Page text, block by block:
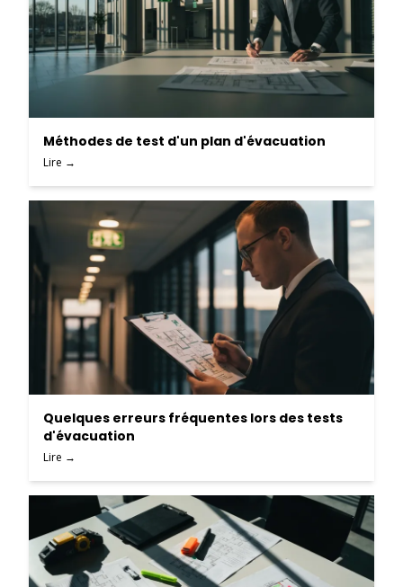
Méthodes de test d'un plan d'évacuation
Lire →
Quelques erreurs fréquentes lors des tests
d'évacuation
Lire →